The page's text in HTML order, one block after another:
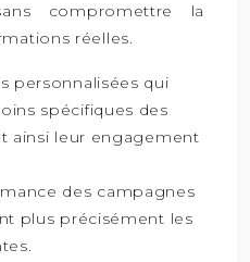
compromettre la
réelles.
personnalisées qui
spécifiques des
ainsi leur engagement
des campagnes
plus précisément les